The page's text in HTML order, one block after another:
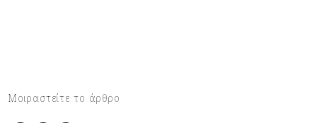
Μοιραστείτε το άρθρο